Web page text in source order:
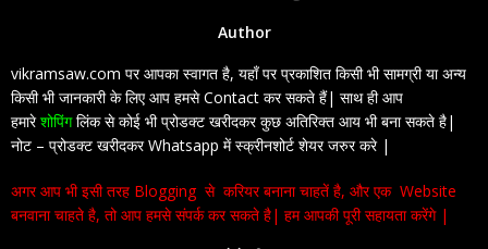
Author
vikramsaw.com पर आपका स्वागत है, यहाँ पर प्रकाशित किसी भी सामग्री या अन्य
किसी भी जानकारी के लिए आप हमसे Contact कर सकते हैं| साथ ही आप
हमारेशोपिंगलिंक से कोई भी प्रोडक्ट खरीदकर कुछ अतिरिक्त आय भी बना सकते है|
नोट – प्रोडक्ट खरीदकर Whatsapp में स्क्रीनशोर्ट शेयर जरुर करे |
अगर आप भी इसी तरह Blogging से करियर बनाना चाहतें है, और एक Website
बनवाना चाहते है, तो आप हमसे संपर्क कर सकते है| हम आपकी पूरी सहायता करेंगे |